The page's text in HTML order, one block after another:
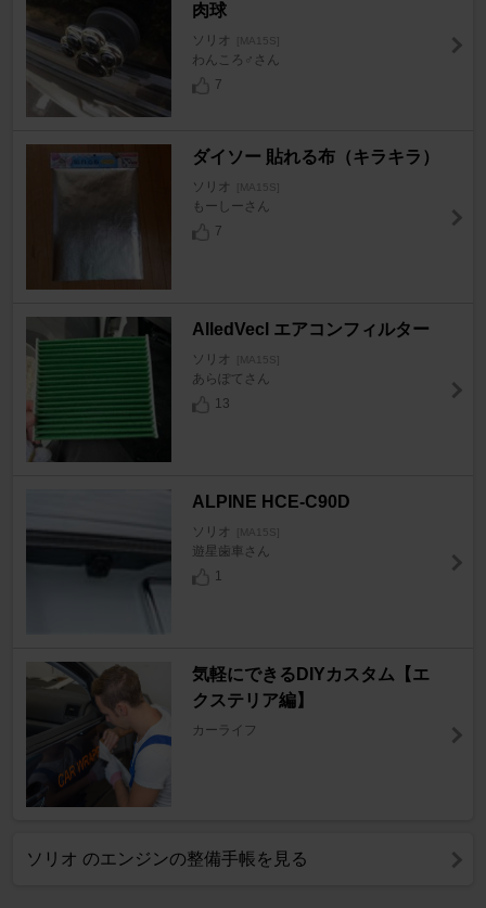
肉球
ソリオ [MA15S]
わんころ♂さん
7
ダイソー 貼れる布（キラキラ）
ソリオ [MA15S]
もーしーさん
7
AlledVecl エアコンフィルター
ソリオ [MA15S]
あらぽてさん
13
ALPINE HCE-C90D
ソリオ [MA15S]
遊星歯車さん
1
気軽にできるDIYカスタム【エ
クステリア編】
カーライフ
ソリオ のエンジンの整備手帳を見る